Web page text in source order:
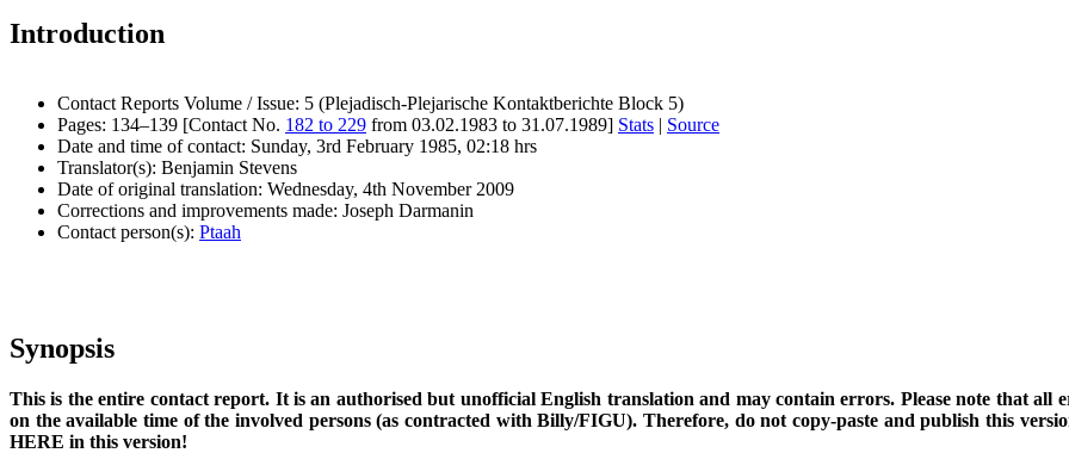
Introduction
Contact Reports Volume / Issue: 5 (Plejadisch-Plejarische Kontaktberichte Block 5)
Pages: 134–139 [Contact No. 182 to 229 from 03.02.1983 to 31.07.1989] Stats | Source
Date and time of contact: Sunday, 3rd February 1985, 02:18 hrs
Translator(s): Benjamin Stevens
Date of original translation: Wednesday, 4th November 2009
Corrections and improvements made: Joseph Darmanin
Contact person(s): Ptaah
Synopsis
This is the entire contact report. It is an authorised but unofficial English translation and may contain errors. Please note that all
on the available time of the involved persons (as contracted with Billy/FIGU). Therefore, do not copy-paste and publish this
HERE in this version!